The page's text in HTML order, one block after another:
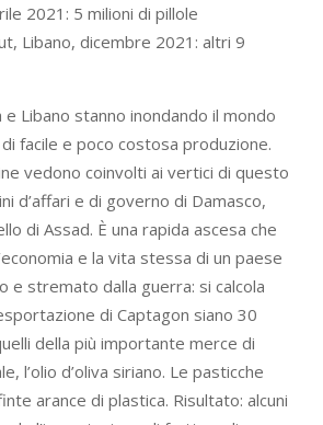
2021: 5 milioni di pillole
Libano, dicembre 2021: altri 9
e Libano stanno inondando il mondo
facile e poco costosa produzione.
vedono coinvolti ai vertici di questo
d’affari e di governo di Damasco,
di Assad. È una rapida ascesa che
e la vita stessa di un paese
stremato dalla guerra: si calcola
di Captagon siano 30
della più importante merce di
l’olio d’oliva siriano. Le pasticche
arance di plastica. Risultato: alcuni